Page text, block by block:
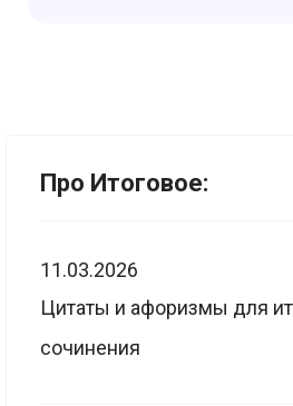
Про Итоговое:
11.03.2026
Цитаты и афоризмы для
сочинения